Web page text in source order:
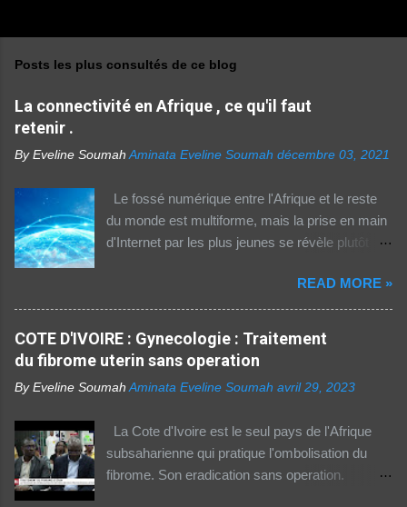
Posts les plus consultés de ce blog
La connectivité en Afrique , ce qu'il faut
retenir .
By Eveline SoumahAminata Eveline Soumah décembre 03, 2021
Le fossé numérique entre l'Afrique et le reste
du monde est multiforme, mais la prise en main
d'Internet par les plus jeunes se révèle plutôt
http://boutic.evemoney.1tpe.fr Un tiers (33%) de
la population dans la région Afrique (hors Etats
arabes du continent) utilise Internet, selon le
rapport 2021 de l'Union internationale des
télécommunications (UIT) sur la connectivité
numérique dans le monde. Si entre 2019 et
dans cette partie du monde, cette dernière est
celle où l'accès au web reste difficile –
notamment pour les femmes et les personnes
READ MORE »
COTE D'IVOIRE : Gynecologie : Traitement
du fibrome uterin sans operation
By Eveline SoumahAminata Eveline Soumah avril 29, 2023
La Cote d'Ivoire est le seul pays de l'Afrique
subsaharienne qui pratique l'ombolisation du
fibrome. Son eradication sans operation.